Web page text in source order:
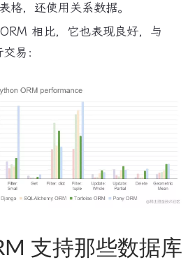
格，还使用关系数据。
相比，它也表现良好，与
易：
支持那些数据库